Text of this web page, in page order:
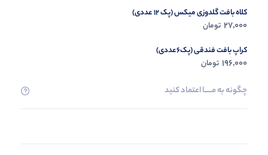
کلاه بافت گلدوزی میکس (پک 12 عددی)
27,000 تومان
کراپ بافت فندقی (پک6عددی)
196,000 تومان
چگونه به مــــــا اعتماد کنید